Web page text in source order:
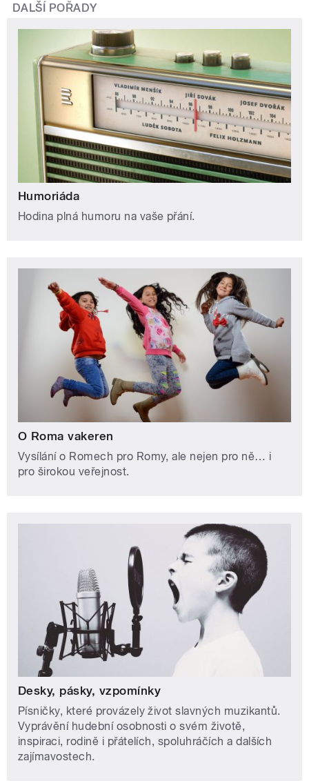
DALŠÍ POŘADY
Humoriáda
Hodina plná humoru na vaše přání.
O Roma vakeren
Vysílání o Romech pro Romy, ale nejen pro ně… i
pro širokou veřejnost.
Desky, pásky, vzpomínky
Písničky, které provázely život slavných muzikantů.
Vyprávění hudební osobnosti o svém životě,
inspiraci, rodině i přátelích, spoluhráčích a dalších
zajímavostech.